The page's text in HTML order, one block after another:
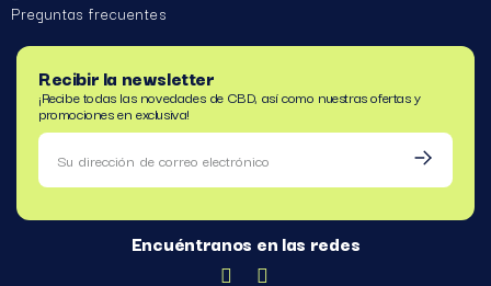
Preguntas frecuentes
Recibir la newsletter
¡Recibe todas las novedades de CBD, así como nuestras ofertas y
promociones en exclusiva!
Encuéntranos en las redes